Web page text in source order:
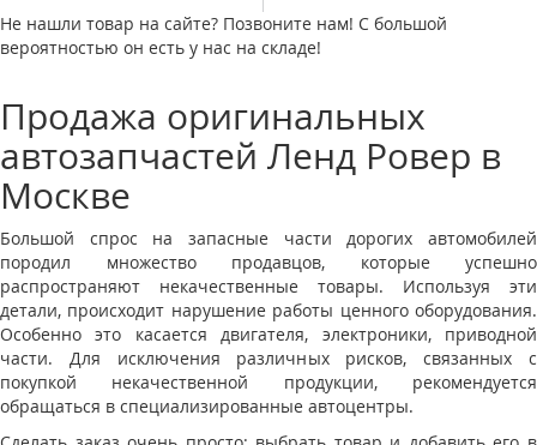
Не нашли товар на сайте? Позвоните нам! С большой
вероятностью он есть у нас на складе!
Продажа оригинальных
автозапчастей Ленд Ровер в
Москве
Большой спрос на запасные части дорогих автомобилей
породил множество продавцов, которые успешно
распространяют некачественные товары. Используя эти
детали, происходит нарушение работы ценного оборудования.
Особенно это касается двигателя, электроники, приводной
части. Для исключения различных рисков, связанных с
покупкой некачественной продукции, рекомендуется
обращаться в специализированные автоцентры.